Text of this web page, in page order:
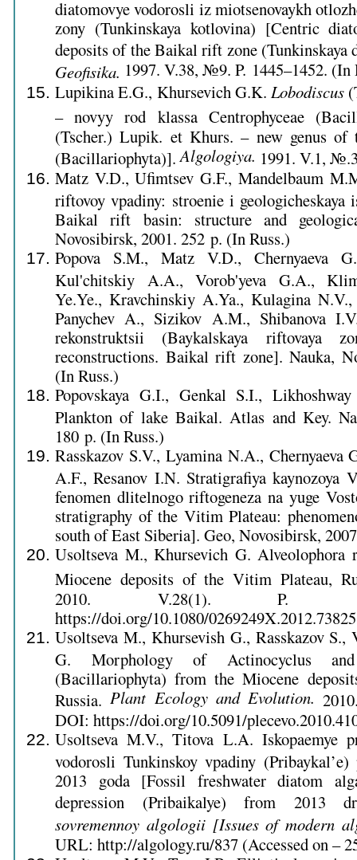
diatomovye vodorosli iz miotsenovaykh
zony (Tunkinskaya kotlovina) [Centric
deposits of the Baikal rift zone (Tunkinskaya
Geofisika. 1997. V.38, №9. P. 1445–1452. (In
Lupikina E.G., Khursevich G.K. Lobodiscus
– novyy rod klassa Centrophyceae
(Tscher.) Lupik. et Khurs. – new genus of
(Bacillariophyta)]. Algologiya. 1991. V.1,
Matz V.D., Ufimtsev G.F., Mandelbaum
riftovoy vpadiny: stroenie i geologicheskaya
Baikal rift basin: structure and
Novosibirsk, 2001. 252 p. (In Russ.)
Popova S.M., Matz V.D., Chernyaeva
Kul'chitskiy A.A., Vorob'yeva G.A.,
Ye.Ye., Kravchinskiy A.Ya., Kulagina
Panychev A., Sizikov A.M., Shibanova
rekonstruktsii (Baykalskaya riftovaya
reconstructions. Baikal rift zone]. Nauka,
(In Russ.)
Popovskaya G.I., Genkal S.I.,
Plankton of lake Baikal. Atlas and Key.
180 p. (In Russ.)
Rasskazov S.V., Lyamina N.A., Chernyaeva
A.F., Resanov I.N. Stratigrafiya kaynozoya
fenomen dlitelnogo riftogeneza na yuge
stratigraphy of the Vitim Plateau:
south of East Siberia]. Geo, Novosibirsk,
Usoltseva M., Khursevich G. Alveolophora
Miocene deposits of the Vitim Plateau,
2010. V.28(1). P.
https://doi.org/10.1080/
Usoltseva M., Khursevish G., Rasskazov S.,
G. Morphology of Actinocyclus and
(Bacillariophyta) from the Miocene
Russia. Plant Ecology and Evolution.
DOI: https://doi.org/10.5091/
Usoltseva M.V., Titova L.A. Iskopaemye
vodorosli Tunkinskoy vpadiny
2013 goda [Fossil freshwater diatom
depression (Pribaikalye) from 2013
sovremennoy algologii [Issues of modern
URL: http://algology.ru/837 (Accessed on –